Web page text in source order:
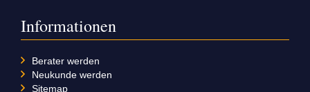
Informationen
Berater werden
Neukunde werden
Sitemap